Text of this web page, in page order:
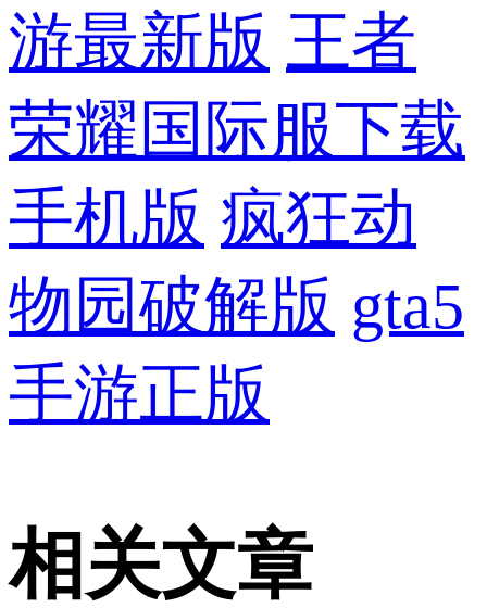
游最新版 王者
荣耀国际服下载
手机版 疯狂动
物园破解版 gta5
手游正版
相关文章